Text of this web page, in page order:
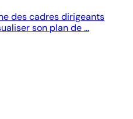
des cadres dirigeants
son plan de …